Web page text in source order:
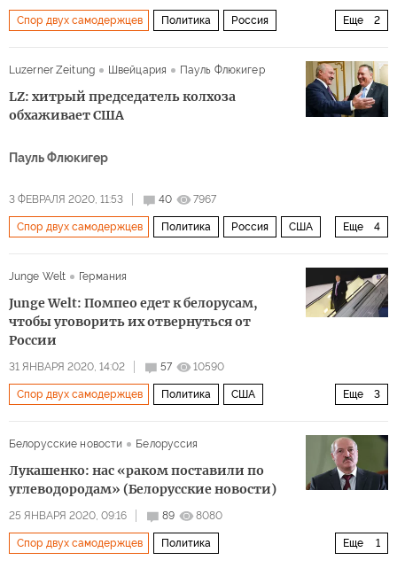
Еще 2
Спор двух самодержцев Политика Россия
Luzerner Zeitung
Швейцария Пауль Флюкигер
LZ: хитрый председатель колхоза
обхаживает США
Пауль Флюкигер
3 ФЕВРАЛЯ 2020, 11:53 40 7967
Еще 4
Спор двух самодержцев Политика Россия США
Junge Welt Германия
Junge Welt: Помпео едет к белорусам,
чтобы уговорить их отвернуться от
России
31 ЯНВАРЯ 2020, 14:02 57 10590
Еще 3
Спор двух самодержцев Политика США
Белорусские новости
Белоруссия
Лукашенко: нас «раком поставили по
углеводородам» (Белорусские новости)
25 ЯНВАРЯ 2020, 09:16 89 8080
Еще 1
Спор двух самодержцев Политика